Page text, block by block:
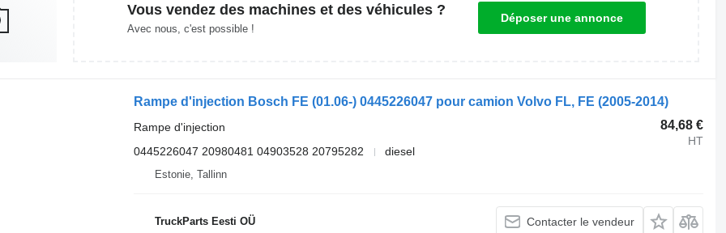
Vous vendez des machines et des véhicules ?
Avec nous, c'est possible !
Déposer une annonce
Rampe d'injection Bosch FE (01.06-) 0445226047 pour camion Volvo FL, FE (2005-2014)
84,68 €
HT
Rampe d'injection
0445226047 20980481 04903528 20795282
diesel
Estonie, Tallinn
TruckParts Eesti OÜ Contacter le vendeur